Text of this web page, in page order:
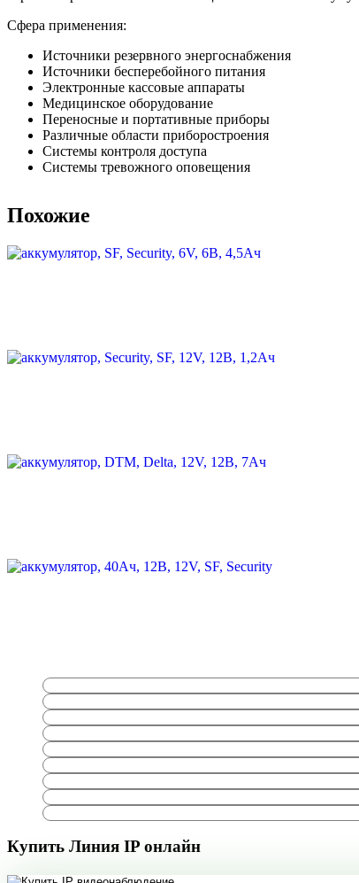
Сфера применения:
Источники резервного энергоснабжения
Источники бесперебойного питания
Электронные кассовые аппараты
Медицинское оборудование
Переносные и портативные приборы
Различные области приборостроения
Системы контроля доступа
Системы тревожного оповещения
Похожие
Купить Линия IP онлайн